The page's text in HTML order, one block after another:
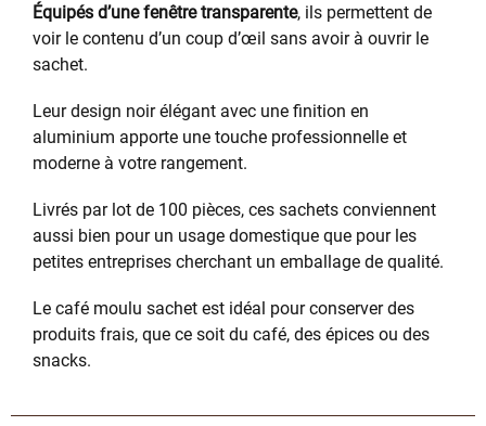
Équipés d’une fenêtre transparente, ils permettent de
voir le contenu d’un coup d’œil sans avoir à ouvrir le
sachet.
Leur design noir élégant avec une finition en
aluminium apporte une touche professionnelle et
moderne à votre rangement.
Livrés par lot de 100 pièces, ces sachets conviennent
aussi bien pour un usage domestique que pour les
petites entreprises cherchant un emballage de qualité.
Le café moulu sachet est idéal pour conserver des
produits frais, que ce soit du café, des épices ou des
snacks.